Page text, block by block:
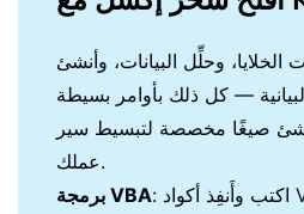
الخلايا، وحلِّل البيانات، وأنشئ
صيغًا مخصصة لتبسيط سير
عملك.
برمجة VBA